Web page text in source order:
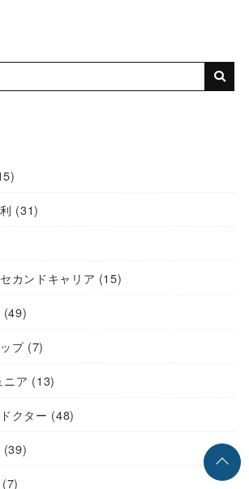
(31)
カンドキャリア (15)
(49)
プ(7)
ア (13)
クター (48)
(39)
(7)